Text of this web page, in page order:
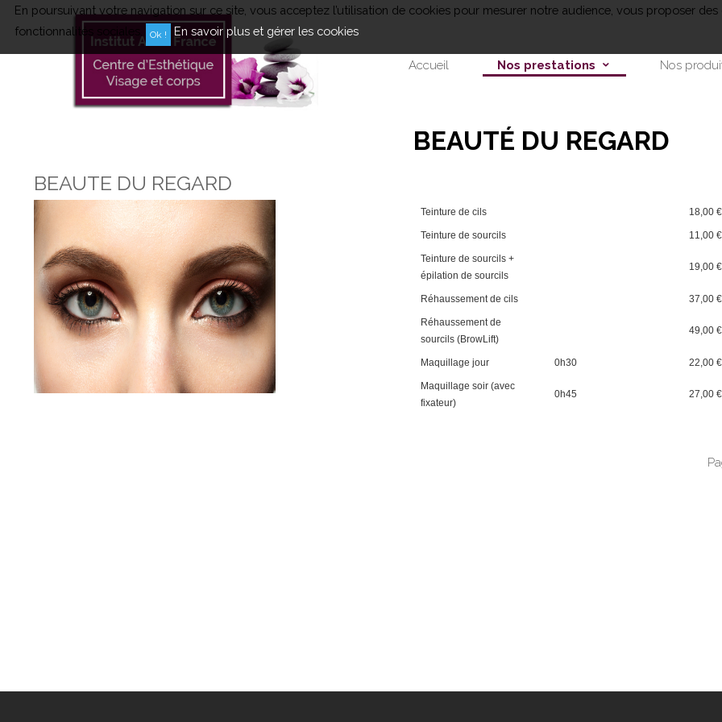
En poursuivant votre navigation sur ce site, vous acceptez l’utilisation de cookies pour mesurer notre audience, vous proposer
fonctionnalités sociales.
En savoir plus et gérer les cookies
Accueil Nos prestations Nos
BEAUTÉ DU REGARD
BEAUTE DU REGARD
Teinture de cils 18,00 €
Teinture de sourcils 11,00 €
Teinture de sourcils +
épilation de sourcils
19,00 €
Réhaussement de cils 37,00 €
Réhaussement de
sourcils (BrowLift)
49,00 €
Maquillage jour 0h30 22,00 €
Maquillage soir (avec
fixateur)
0h45 27,00 €